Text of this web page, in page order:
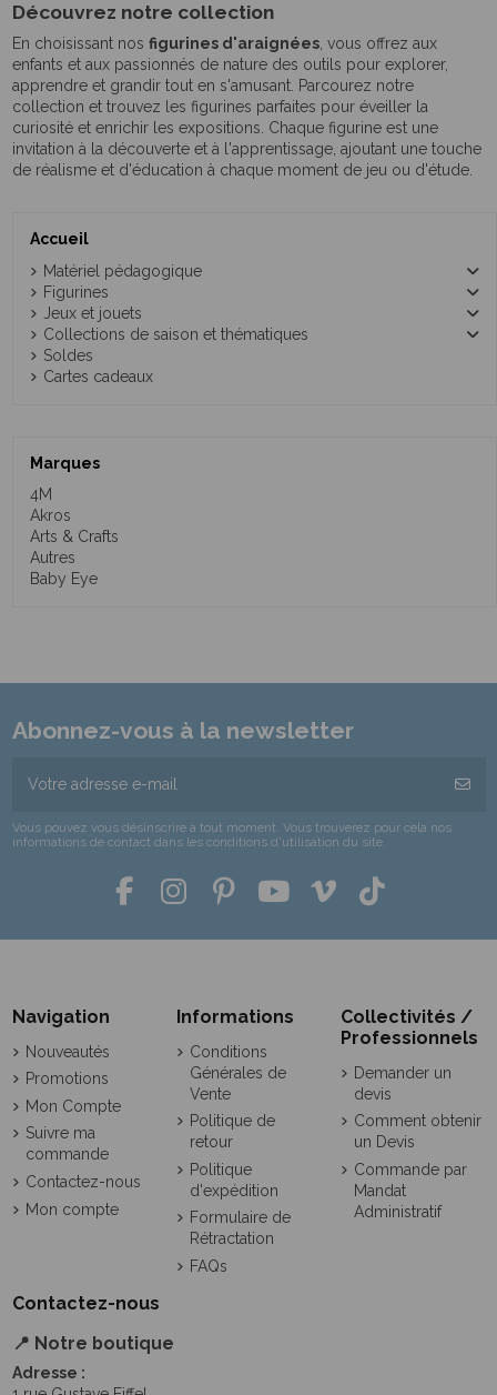
Découvrez notre collection
En choisissant nos figurines d'araignées, vous offrez aux
enfants et aux passionnés de nature des outils pour explorer,
apprendre et grandir tout en s'amusant. Parcourez notre
collection et trouvez les figurines parfaites pour éveiller la
curiosité et enrichir les expositions. Chaque figurine est une
invitation à la découverte et à l'apprentissage, ajoutant une touche
de réalisme et d'éducation à chaque moment de jeu ou d'étude.
Accueil
Matériel pédagogique
Figurines
Jeux et jouets
Collections de saison et thématiques
Soldes
Cartes cadeaux
Marques
4M
Akros
Arts & Crafts
Autres
Baby Eye
Abonnez-vous à la newsletter
Vous pouvez vous désinscrire à tout moment. Vous trouverez pour cela nos
informations de contact dans les conditions d'utilisation du site.
Navigation
Nouveautés
Promotions
Mon Compte
Suivre ma
commande
Contactez-nous
Mon compte
Informations
Conditions
Générales de
Vente
Politique de
retour
Politique
d'expédition
Formulaire de
Rétractation
FAQs
Collectivités /
Professionnels
Demander un
devis
Comment obtenir
un Devis
Commande par
Mandat
Administratif
Contactez-nous
📍 Notre boutique
Adresse :